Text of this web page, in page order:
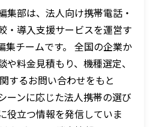
集部は、法人向け携帯電話・
・導入支援サービスを運営す
集チームです。 全国の企業か
や料金見積もり、機種選定、
するお問い合わせをもと
ーンに応じた法人携帯の選び
役立つ情報を発信していま